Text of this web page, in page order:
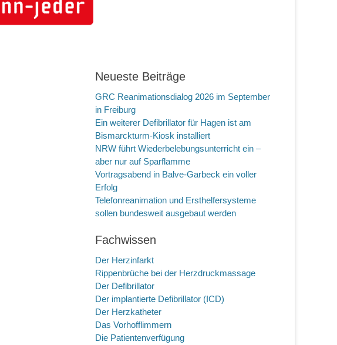
Neueste Beiträge
GRC Reanimationsdialog 2026 im September
in Freiburg
Ein weiterer Defibrillator für Hagen ist am
Bismarckturm-Kiosk installiert
NRW führt Wiederbelebungsunterricht ein –
aber nur auf Sparflamme
Vortragsabend in Balve-Garbeck ein voller
Erfolg
Telefonreanimation und Ersthelfersysteme
sollen bundesweit ausgebaut werden
Fachwissen
Der Herzinfarkt
Rippenbrüche bei der Herzdruckmassage
Der Defibrillator
Der implantierte Defibrillator (ICD)
Der Herzkatheter
Das Vorhofflimmern
Die Patientenverfügung